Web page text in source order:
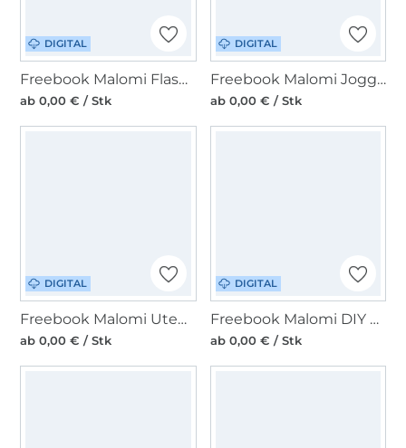
DIGITAL
Freebook Malomi FlashBAG
ab 0,00 € / Stk
DIGITAL
Freebook Malomi Jogginghose CHARLIE
ab 0,00 € / Stk
DIGITAL
Freebook Malomi Utensilo RUNDO
ab 0,00 € / Stk
DIGITAL
Freebook Malomi DIY Täschchen
ab 0,00 € / Stk